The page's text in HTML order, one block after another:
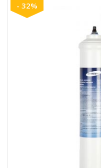
- 32%